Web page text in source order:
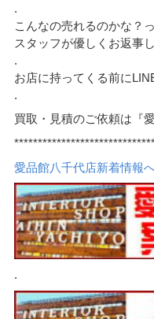
.
こんなの売れるのかな？
スタッフが優しくお返事
.
お店に持ってくる前に
.
買取・見積のご依頼は『
愛品館八千代店新着情報
.